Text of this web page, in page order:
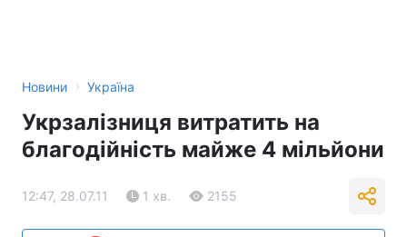
Новини › Україна
Укрзалізниця витратить на
благодійність майже 4 мільйони
12:47, 28.07.11 1 хв. 2155